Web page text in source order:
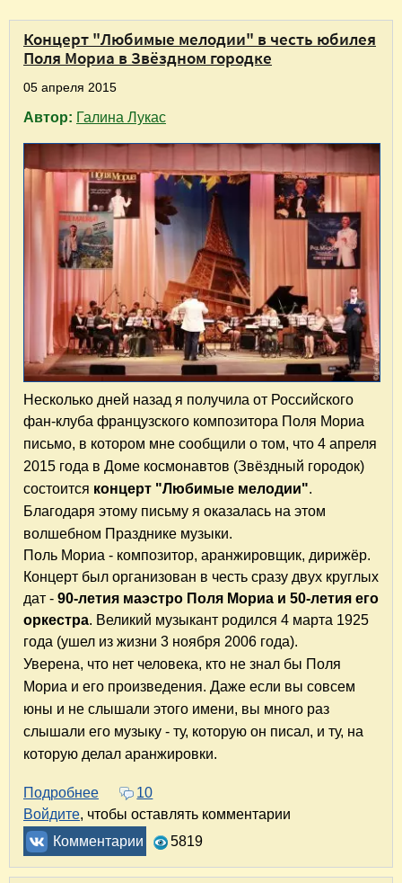
Концерт "Любимые мелодии" в честь юбилея
Поля Мориа в Звёздном городке
05 апреля 2015
Автор: Галина Лукас
Несколько дней назад я получила от Российского
фан-клуба французского композитора Поля Мориа
письмо, в котором мне сообщили о том, что 4 апреля
2015 года в Доме космонавтов (Звёздный городок)
состоится концерт "Любимые мелодии".
Благодаря этому письму я оказалась на этом
волшебном Празднике музыки.
Поль Мориа - композитор, аранжировщик, дирижёр.
Концерт был организован в честь сразу двух круглых
дат - 90-летия маэстро Поля Мориа и 50-летия его
оркестра. Великий музыкант родился 4 марта 1925
года (ушел из жизни 3 ноября 2006 года).
Уверена, что нет человека, кто не знал бы Поля
Мориа и его произведения. Даже если вы совсем
юны и не слышали этого имени, вы много раз
слышали его музыку - ту, которую он писал, и ту, на
которую делал аранжировки.
Подробнее о Концерт "Любимые мелодии" в честь
10
Войдите, чтобы оставлять комментарии
Комментарии
5819